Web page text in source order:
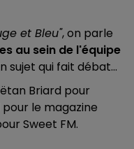
et Bleu", on parle
au sein de l'équipe
sujet qui fait débat...
Briard pour
le magazine
Sweet FM.